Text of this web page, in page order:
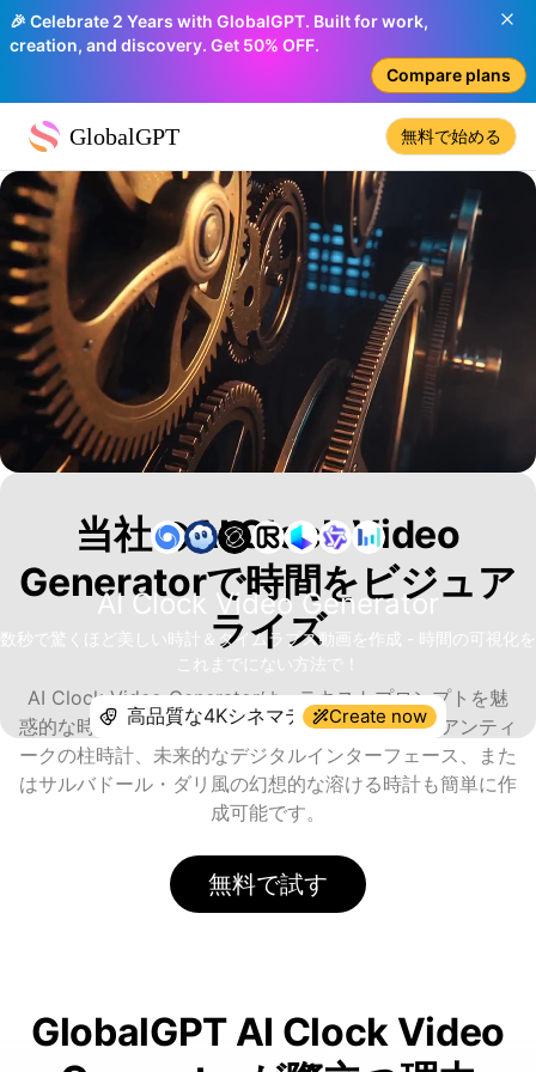
🎉 Celebrate 2 Years with GlobalGPT. Built for work,
creation, and discovery. Get 50% OFF.
Compare plans
GlobalGPT 無料で始める
AI Clock Video Generator
数秒で驚くほど美しい時計＆タイムラプス動画を作成 - 時間の可視化を
これまでにない方法で！
Create now
当社のAI Clock Video
Generatorで時間をビジュア
ライズ
AI Clock Video Generatorは、テキストプロンプトを魅
惑的な時計の動画に変えます。カウントダウン、アンティ
ークの柱時計、未来的なデジタルインターフェース、また
はサルバドール・ダリ風の幻想的な溶ける時計も簡単に作
成可能です。
無料で試す
GlobalGPT AI Clock Video